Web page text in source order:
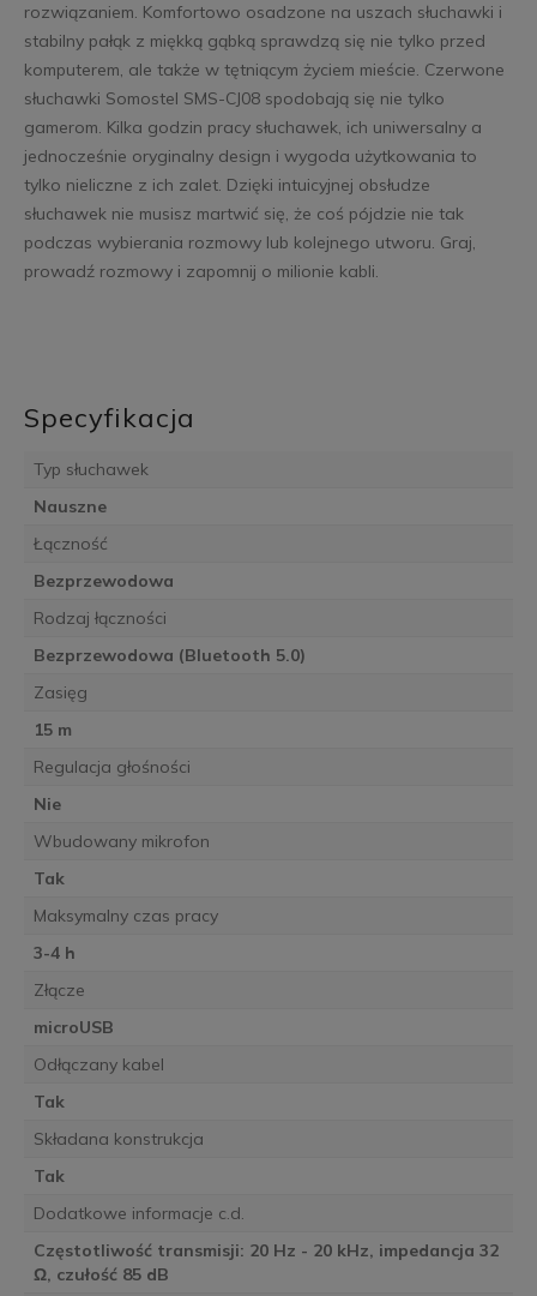
rozwiązaniem. Komfortowo osadzone na uszach słuchawki i
stabilny pałąk z miękką gąbką sprawdzą się nie tylko przed
komputerem, ale także w tętniącym życiem mieście. Czerwone
słuchawki Somostel SMS-CJ08 spodobają się nie tylko
gamerom. Kilka godzin pracy słuchawek, ich uniwersalny a
jednocześnie oryginalny design i wygoda użytkowania to
tylko nieliczne z ich zalet. Dzięki intuicyjnej obsłudze
słuchawek nie musisz martwić się, że coś pójdzie nie tak
podczas wybierania rozmowy lub kolejnego utworu. Graj,
prowadź rozmowy i zapomnij o milionie kabli.
Specyfikacja
Typ słuchawek
Nauszne
Łączność
Bezprzewodowa
Rodzaj łączności
Bezprzewodowa (Bluetooth 5.0)
Zasięg
15 m
Regulacja głośności
Nie
Wbudowany mikrofon
Tak
Maksymalny czas pracy
3-4 h
Złącze
microUSB
Odłączany kabel
Tak
Składana konstrukcja
Tak
Dodatkowe informacje c.d.
Częstotliwość transmisji: 20 Hz - 20 kHz, impedancja 32
Ω, czułość 85 dB